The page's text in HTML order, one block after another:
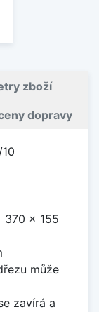
zboží
dopravy
370 x 155
může
zavírá a